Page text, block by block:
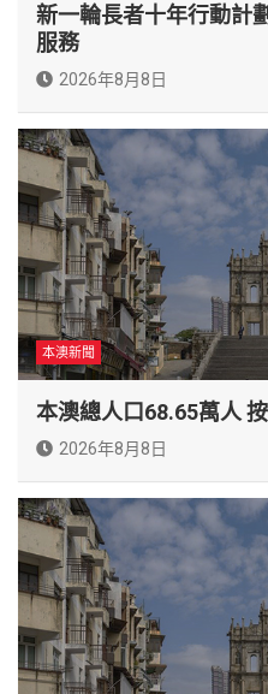
新一輪長者十年行動計
服務
2026年8月8日
本澳新聞
本澳總人口68.65萬人
2026年8月8日